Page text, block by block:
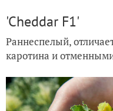
'Cheddar F1'
Раннеспелый,
каротина и